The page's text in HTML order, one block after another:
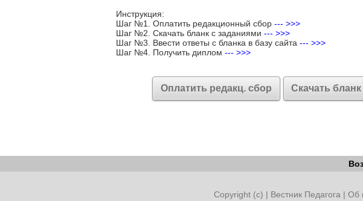
Инструкция:
Шаг №1. Оплатить редакционный сбор --- >>>
Шаг №2. Скачать бланк с заданиями --- >>>
Шаг №3. Ввести ответы с бланка в базу сайта --- >>>
Шаг №4. Получить диплом --- >>>
Оплатить редакц. сбор Скачать
Copyright (c) | Вестник Педагога | Об